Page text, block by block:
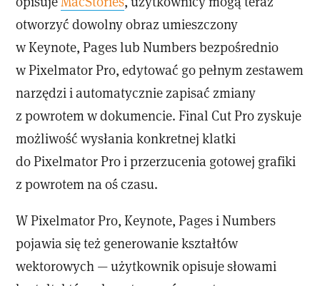
otworzyć dowolny obraz umieszczony
w Keynote, Pages lub Numbers bezpośrednio
w Pixelmator Pro, edytować go pełnym zestawem
narzędzi i automatycznie zapisać zmiany
z powrotem w dokumencie. Final Cut Pro zyskuje
możliwość wysłania konkretnej klatki
do Pixelmator Pro i przerzucenia gotowej grafiki
z powrotem na oś czasu.
W Pixelmator Pro, Keynote, Pages i Numbers
pojawia się też generowanie kształtów
wektorowych — użytkownik opisuje słowami